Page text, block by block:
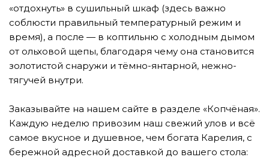
«отдохнуть» в сушильный шкаф (здесь важно
соблюсти правильный температурный режим и
время), а после — в коптильню с холодным дымом
от ольховой щепы, благодаря чему она становится
золотистой снаружи и тёмно-янтарной, нежно-
тягучей внутри.
Заказывайте на нашем сайте в разделе «Копчёная».
Каждую неделю привозим наш свежий улов и всё
самое вкусное и душевное, чем богата Карелия, с
бережной адресной доставкой до вашего стола: